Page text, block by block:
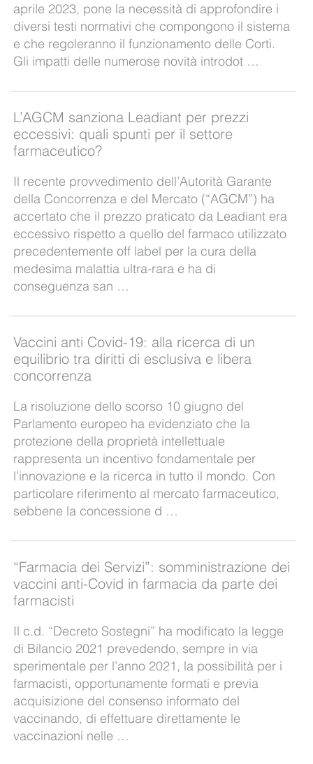
aprile 2023, pone la necessità di approfondire i
diversi testi normativi che compongono il sistema
e che regoleranno il funzionamento delle Corti.
Gli impatti delle numerose novità introdot …
L’AGCM sanziona Leadiant per prezzi
eccessivi: quali spunti per il settore
farmaceutico?
Il recente provvedimento dell’Autorità Garante
della Concorrenza e del Mercato (“AGCM”) ha
accertato che il prezzo praticato da Leadiant era
eccessivo rispetto a quello del farmaco utilizzato
precedentemente off label per la cura della
medesima malattia ultra-rara e ha di
conseguenza san …
Vaccini anti Covid-19: alla ricerca di un
equilibrio tra diritti di esclusiva e libera
concorrenza
La risoluzione dello scorso 10 giugno del
Parlamento europeo ha evidenziato che la
protezione della proprietà intellettuale
rappresenta un incentivo fondamentale per
l’innovazione e la ricerca in tutto il mondo. Con
particolare riferimento al mercato farmaceutico,
sebbene la concessione d …
“Farmacia dei Servizi”: somministrazione dei
vaccini anti-Covid in farmacia da parte dei
farmacisti
Il c.d. “Decreto Sostegni” ha modificato la legge
di Bilancio 2021 prevedendo, sempre in via
sperimentale per l’anno 2021, la possibilità per i
farmacisti, opportunamente formati e previa
acquisizione del consenso informato del
vaccinando, di effettuare direttamente le
vaccinazioni nelle …